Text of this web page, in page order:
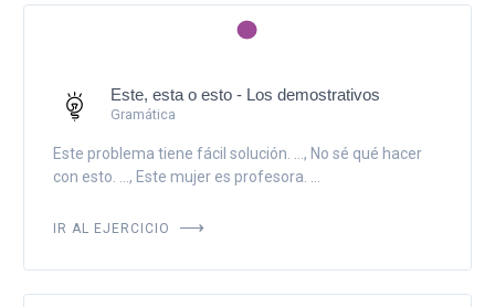
Este, esta o esto - Los demostrativos
Gramática
Este problema tiene fácil solución. ..., No sé qué hacer
con esto. ..., Este mujer es profesora. ...
IR AL EJERCICIO